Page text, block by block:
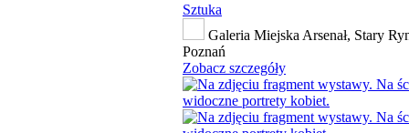
Sztuka
Galeria Miejska Arsenał, Stary
Poznań
Zobacz szczegóły